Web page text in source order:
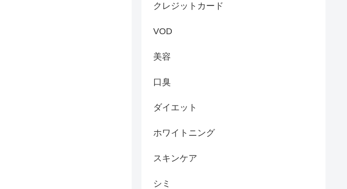
クレジットカード
VOD
美容
口臭
ダイエット
ホワイトニング
スキンケア
シミ